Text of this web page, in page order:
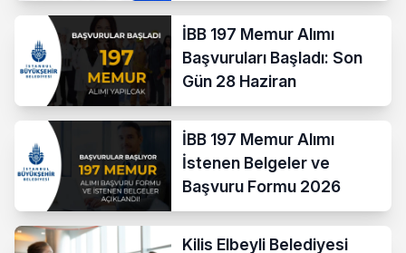
İBB 197 Memur Alımı
Başvuruları Başladı: Son
Gün 28 Haziran
İBB 197 Memur Alımı
İstenen Belgeler ve
Başvuru Formu 2026
Kilis Elbeyli Belediyesi